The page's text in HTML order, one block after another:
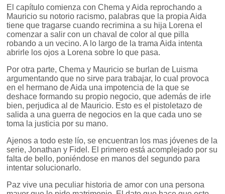
El capítulo comienza con Chema y Aida reprochando a
Mauricio su notorio racismo, palabras que la propia Aida
tiene que tragarse cuando recrimina a su hija Lorena el
comenzar a salir con un chaval de color al que pilla
robando a un vecino. A lo largo de la trama Aida intenta
abrirle los ojos a Lorena sobre lo que pasa.
Por otra parte, Chema y Mauricio se burlan de Luisma
argumentando que no sirve para trabajar, lo cual provoca
en el hermano de Aida una impotencia de la que se
deshace formando su propio negocio, que además de irle
bien, perjudica al de Mauricio. Esto es el pistoletazo de
salida a una guerra de negocios en la que cada uno se
toma la justicia por su mano.
Ajenos a todo este lío, se encuentran los mas jóvenes de la
serie, Jonathan y Fidel. El primero está acomplejado por su
falta de bello, poniéndose en manos del segundo para
intentar solucionarlo.
Paz vive una peculiar historia de amor con una persona